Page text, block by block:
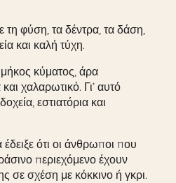
τη φύση, τα δέντρα, τα δάση,
και καλή τύχη.
κύματος, άρα
χαλαρωτικό. Γι’ αυτό
εστιατόρια και
ότι οι άνθρωποι που
περιεχόμενο έχουν
σε σχέση με κόκκινο ή γκρι.